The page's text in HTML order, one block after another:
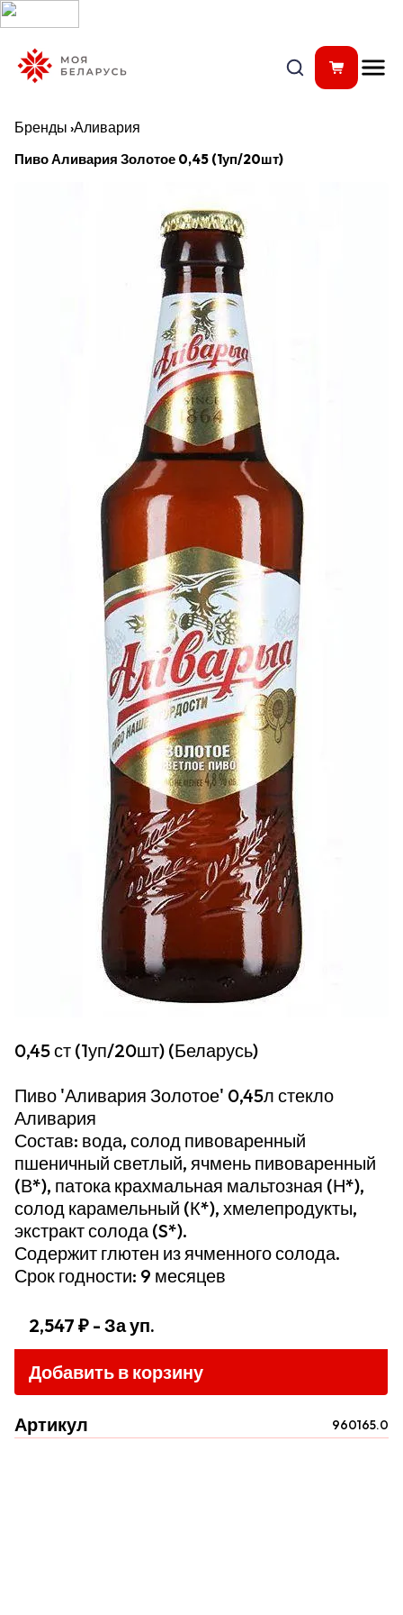
Бренды ›Аливария
Пиво Аливария Золотое 0,45 (1уп/20шт)
0,45 ст (1уп/20шт) (Беларусь)
Пиво 'Аливария Золотое' 0,45л стекло
Аливария
Состав: вода, солод пивоваренный
пшеничный светлый, ячмень пивоваренный
(В*), патока крахмальная мальтозная (Н*),
солод карамельный (К*), хмелепродукты,
экстракт солода (S*).
Содержит глютен из ячменного солода.
Срок годности: 9 месяцев
2,547 ₽ - За уп.
Добавить в корзину
Артикул 960165.0